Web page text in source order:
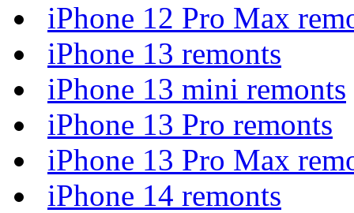
iPhone 12 Pro Max
iPhone 13 remonts
iPhone 13 mini remonts
iPhone 13 Pro remonts
iPhone 13 Pro Max
iPhone 14 remonts